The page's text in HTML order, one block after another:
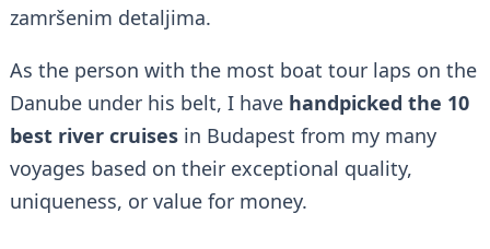
zamršenim detaljima.
As the person with the most boat tour laps on the
Danube under his belt, I have handpicked the 10
best river cruisesin Budapest from my many
voyages based on their exceptional quality,
uniqueness, or value for money.